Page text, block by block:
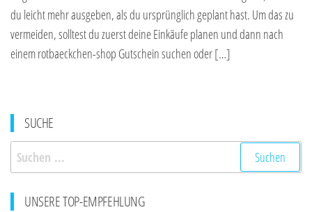
du leicht mehr ausgeben, als du ursprünglich geplant hast. Um das zu
vermeiden, solltest du zuerst deine Einkäufe planen und dann nach
einem rotbaeckchen-shop Gutschein suchen oder […]
SUCHE
Suchen
nach:
UNSERE TOP-EMPFEHLUNG